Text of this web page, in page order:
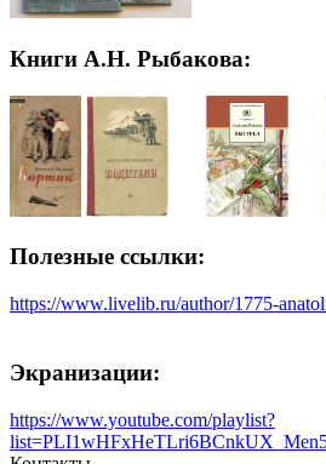
Книги А.Н. Рыбакова:
Полезные ссылки:
https://www.livelib.ru/author/1775-
Экранизации:
https://www.youtube.com/playlist?